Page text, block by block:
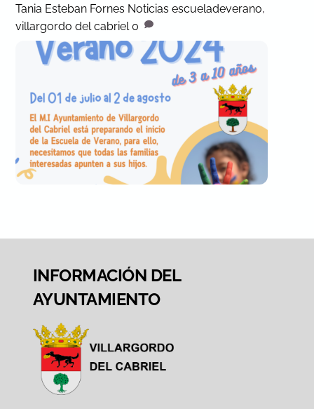
Tania Esteban Fornes Noticias escueladeverano,
villargordo del cabriel 0
INFORMACIÓN DEL
AYUNTAMIENTO